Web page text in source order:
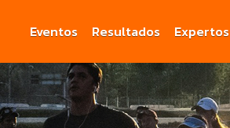
Eventos Resultados Expertos